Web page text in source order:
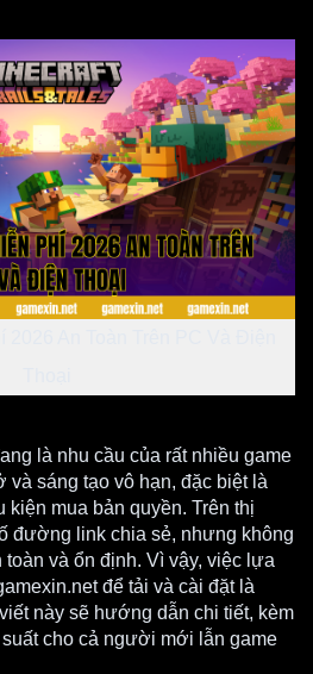
là nhu cầu của rất nhiều game
và sáng tạo vô hạn, đặc biệt là
mua bản quyền. Trên thị
đường link chia sẻ, nhưng không
và ổn định. Vì vậy, việc lựa
để tải và cài đặt là
này sẽ hướng dẫn chi tiết, kèm
cho cả người mới lẫn game